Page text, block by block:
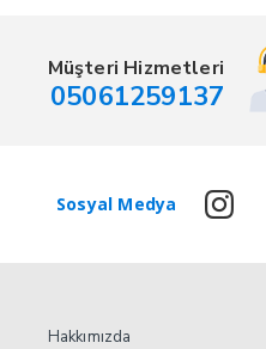
Müşteri Hizmetleri
05061259137
Sosyal Medya
Hakkımızda